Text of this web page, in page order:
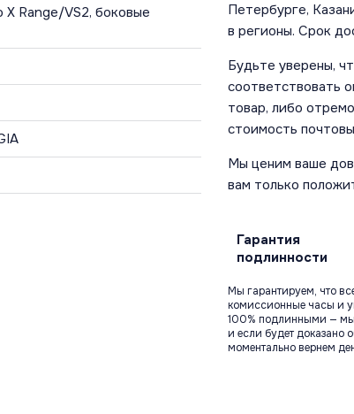
X Range/VS2, боковые
Петербурге,
в регионы. Срок
Будьте уверены,
соответствовать
товар, либо
стоимость
Мы ценим ваше
вам только
Гарантия
подлинности
Мы гарантируем, что
комиссионные часы и
100% подлинными —
и если будет доказано
моментально вернем